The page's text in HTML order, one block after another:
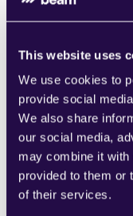
This website uses
We use cookies to
provide social
We also share
our social media,
may combine it with
provided to them or
of their services.
Learn more